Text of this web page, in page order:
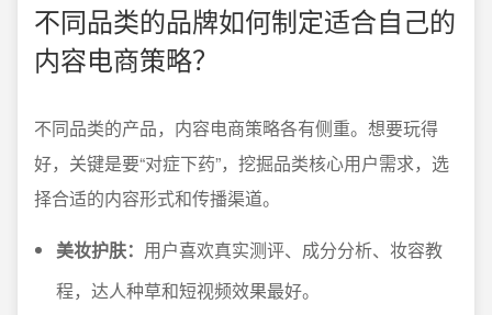
不同品类的品牌如何制定适合自己的
内容电商策略？
不同品类的产品，内容电商策略各有侧重。想要玩得
好，关键是要“对症下药”，挖掘品类核心用户需求，选
择合适的内容形式和传播渠道。
美妆护肤： 用户喜欢真实测评、成分分析、妆容教
程，达人种草和短视频效果最好。